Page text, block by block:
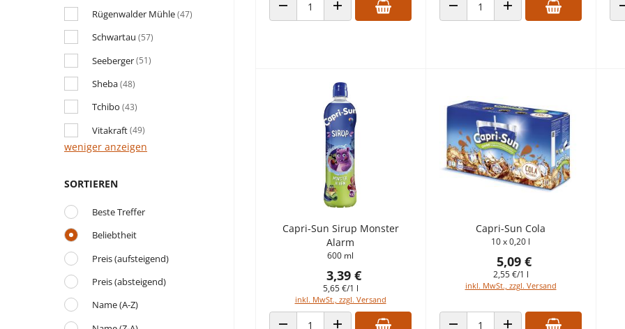
Rügenwalder Mühle(47)
Schwartau (57)
Seeberger(51)
Sheba(48)
Tchibo (43)
Vitakraft(49)
weniger anzeigen
SORTIEREN
Beste Treffer
Beliebtheit
Preis (aufsteigend)
Preis (absteigend)
Name (A-Z)
ANZAHL VERRINGERNANZAHL ERHÖHEN ANZAHL VERRINGERNANZAHL ERHÖHEN
Capri-Sun Sirup Monster
Alarm
600 ml
3,39 €
5,65 €/1 l
inkl. MwSt., zzgl. Versand
Capri-Sun Cola
10 x 0,20 l
5,09 €
2,55 €/1 l
inkl. MwSt., zzgl. Versand